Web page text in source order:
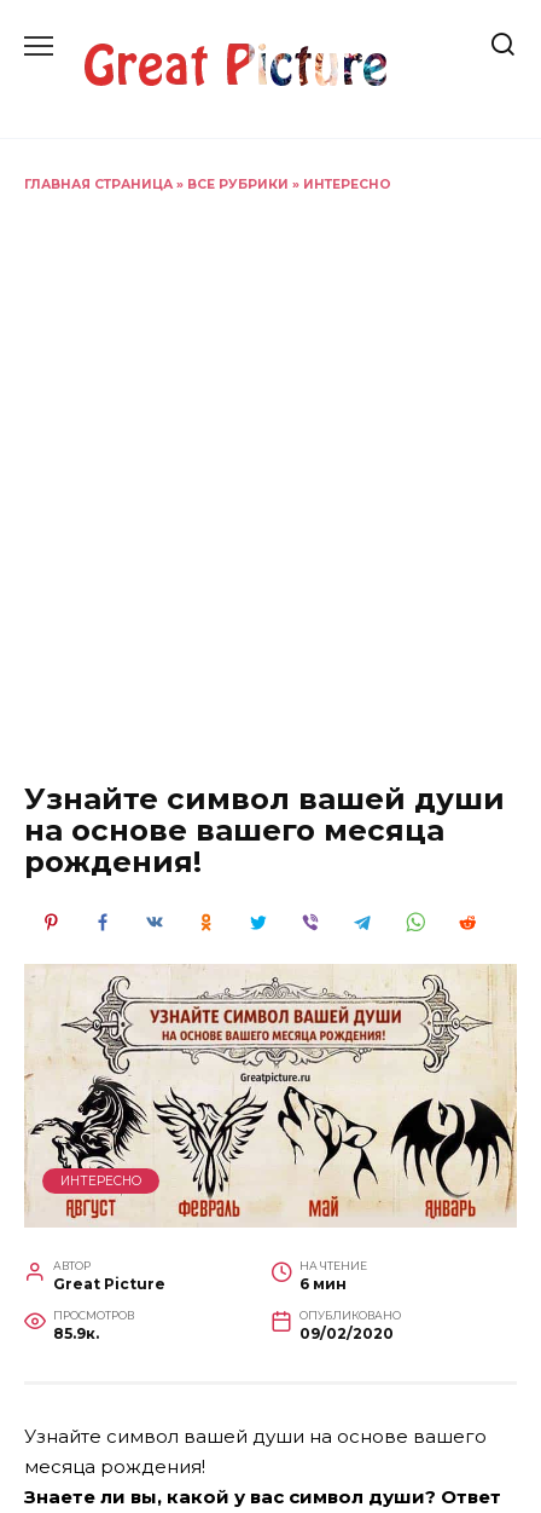
содержанию
ГЛАВНАЯ СТРАНИЦА » ВСЕ РУБРИКИ » ИНТЕРЕСНО
Узнайте символ вашей души
на основе вашего месяца
рождения!
ИНТЕРЕСНО
АВТОР
Great Picture
НА ЧТЕНИЕ
6 мин
ПРОСМОТРОВ
85.9к.
ОПУБЛИКОВАНО
09/02/2020
Узнайте символ вашей души на основе вашего
месяца рождения!
Знаете ли вы, какой у вас символ души? Ответ